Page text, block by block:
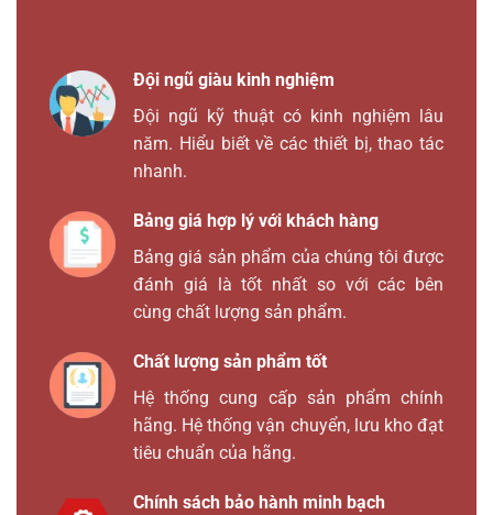
Đội ngũ giàu kinh nghiệm
Đội ngũ kỹ thuật có kinh nghiệm lâu
năm. Hiểu biết về các thiết bị, thao tác
nhanh.
Bảng giá hợp lý với khách hàng
Bảng giá sản phẩm của chúng tôi được
đánh giá là tốt nhất so với các bên
cùng chất lượng sản phẩm.
Chất lượng sản phẩm tốt
Hệ thống cung cấp sản phẩm chính
hãng. Hệ thống vận chuyển, lưu kho đạt
tiêu chuẩn của hãng.
Chính sách bảo hành minh bạch